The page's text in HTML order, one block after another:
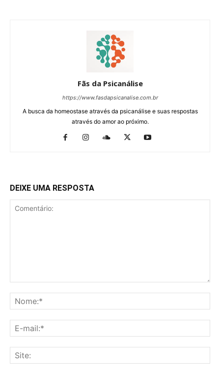
Fãs da Psicanálise
https://www.fasdapsicanalise.com.br
A busca da homeostase através da psicanálise e suas respostas
através do amor ao próximo.
DEIXE UMA RESPOSTA